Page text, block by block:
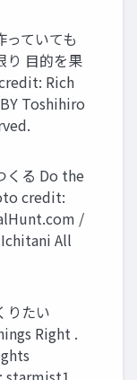
っていても
り ⽬的を果
Rich
Toshihiro
くる Do the
credit:
/
Ichitani All
りたい
Right .